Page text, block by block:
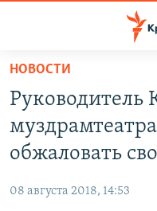
Вернуться
основному
содержанию
Вернутся
главной
навигации
СПЕЦПРОЕКТЫ
ГРУЗ 200
11 ЛЕТ ОККУПАЦИИ
ВОДА
ЕЩЕ
НОВОСТИ
Руководитель
обжаловать
08 августа 2018, 14:53